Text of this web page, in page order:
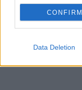
CONFIRM
Data Deletion